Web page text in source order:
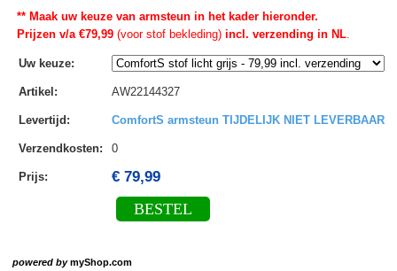
** Maak uw keuze van armsteun in het kader hieronder.
Prijzen v/a €79,99(voor stof bekleding)incl. verzending in NL.
Uw keuze:
Artikel : AW22144327
Levertijd : ComfortS armsteun TIJDELIJK NIET LEVERBAAR
Verzendkosten: 0
Prijs: € 79,99
BESTEL
powered bymyShop.com